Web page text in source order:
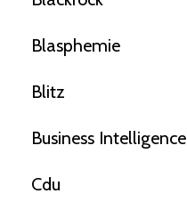
Blasphemie
Blitz
Business Intelligence
Cdu